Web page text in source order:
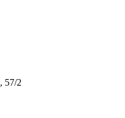
57/2